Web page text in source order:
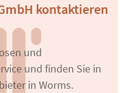
kontaktieren
und
und finden Sie in
in Worms.